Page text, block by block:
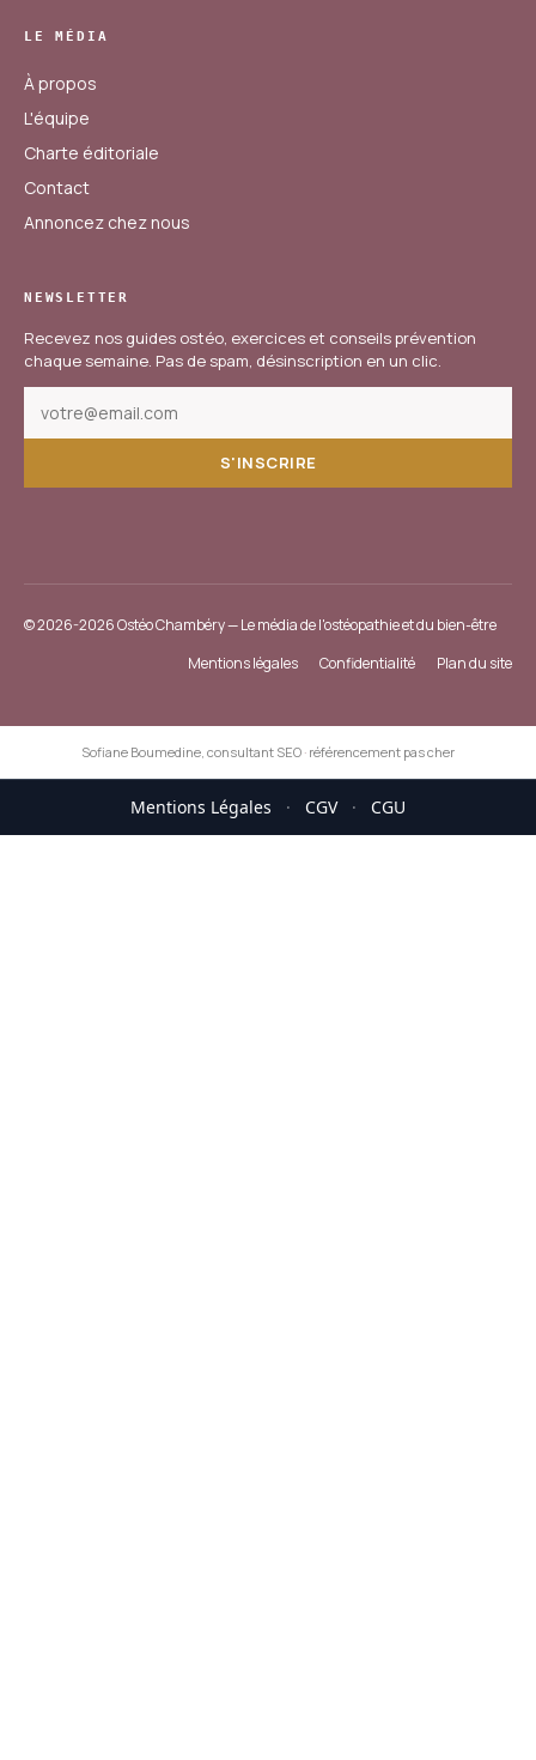
LE MÉDIA
À propos
L'équipe
Charte éditoriale
Contact
Annoncez chez nous
NEWSLETTER
Recevez nos guides ostéo, exercices et conseils prévention
chaque semaine. Pas de spam, désinscription en un clic.
S'INSCRIRE
© 2026-2026 Ostéo Chambéry — Le média de l'ostéopathie et du bien-être
Mentions légales
Confidentialité Plan du site
Sofiane Boumedine, consultant SEO · référencement pas cher
Mentions Légales · CGV · CGU